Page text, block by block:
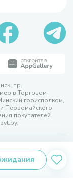
пр.
в Торговом
горисполком,
Первомайского
покупателей